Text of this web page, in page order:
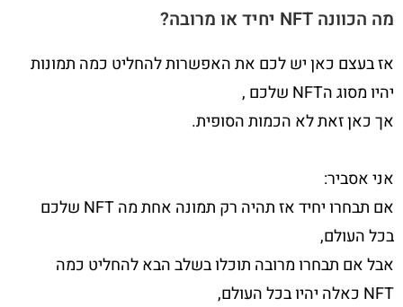
מה הכוונה NFT יחיד או מרובה?
אז בעצם כאן יש לכם את האפשרות להחליט כמה תמונות
יהיו מסוג הNFT שלכם ,
אך כאן זאת לא הכמות הסופית.
אני אסביר:
אם תבחרו יחיד אז תהיה רק תמונה אחת מה NFT שלכם
בכל העולם,
אבל אם תבחרו מרובה תוכלו בשלב הבא להחליט כמה
NFT כאלה יהיו בכל העולם,